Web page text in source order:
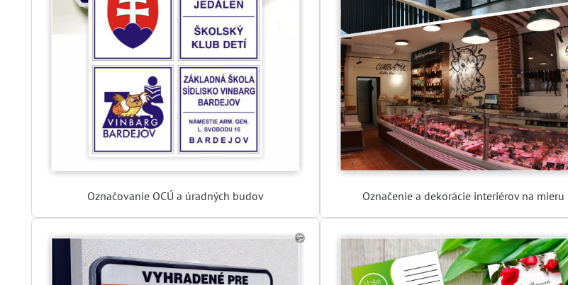
Označovanie OCÚ a úradných budov Označenie a dekorácie interiérov na mieru